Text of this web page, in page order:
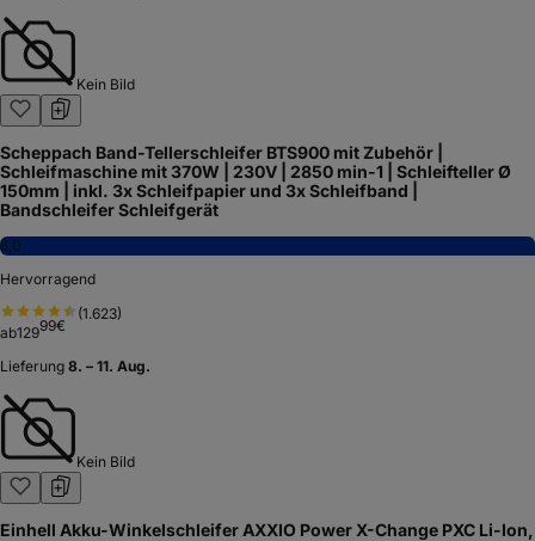
Kein Bild
Scheppach Band-Tellerschleifer BTS900 mit Zubehör |
Schleifmaschine mit 370W | 230V | 2850 min-1 | Schleifteller Ø
150mm | inkl. 3x Schleifpapier und 3x Schleifband |
Bandschleifer Schleifgerät
8,0
Hervorragend
(1.623)
ab12999€
Lieferung 8. – 11. Aug.
Kein Bild
Einhell Akku-Winkelschleifer AXXIO Power X-Change PXC Li-Ion,